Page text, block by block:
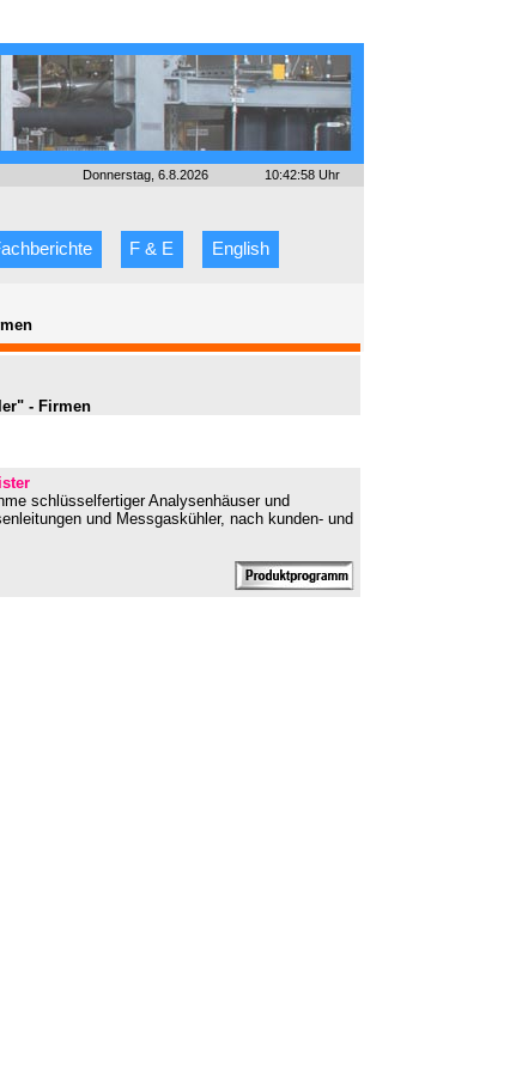
Donnerstag, 6.8.2026 10:42:58 Uhr
F & E English
- Firmen
schlüsselfertiger Analysenhäuser und
und Messgaskühler, nach kunden- und